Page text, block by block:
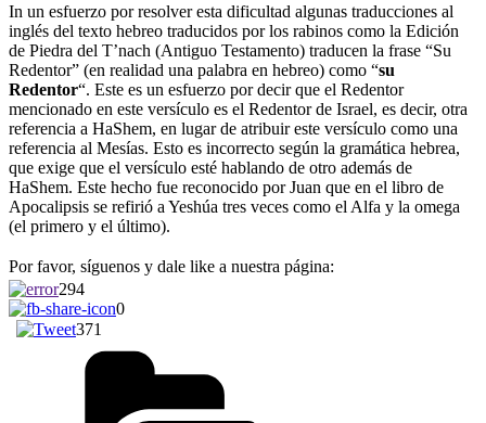
In un esfuerzo por resolver esta dificultad algunas traducciones al
inglés del texto hebreo traducidos por los rabinos como la Edición
de Piedra del T’nach (Antiguo Testamento) traducen la frase “Su
Redentor” (en realidad una palabra en hebreo) como “su
Redentor“. Este es un esfuerzo por decir que el Redentor
mencionado en este versículo es el Redentor de Israel, es decir, otra
referencia a HaShem, en lugar de atribuir este versículo como una
referencia al Mesías. Esto es incorrecto según la gramática hebrea,
que exige que el versículo esté hablando de otro además de
HaShem. Este hecho fue reconocido por Juan que en el libro de
Apocalipsis se refirió a Yeshúa tres veces como el Alfa y la omega
(el primero y el último).
Por favor, síguenos y dale like a nuestra página:
294
0
371